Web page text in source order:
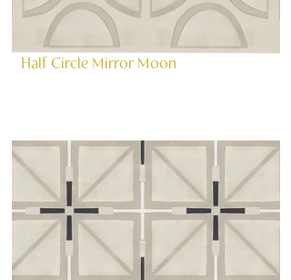
Half Circle Mirror Moon